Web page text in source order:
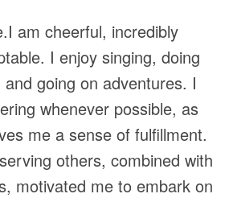
am cheerful, incredibly
I enjoy singing, doing
going on adventures. I
whenever possible, as
me a sense of fulfillment.
others, combined with
motivated me to embark on